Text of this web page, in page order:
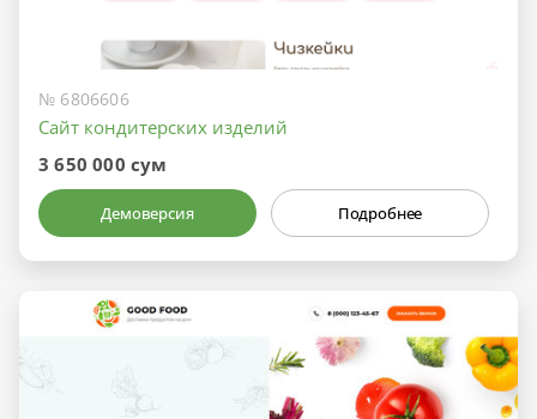
№ 6806606
Сайт кондитерских изделий
3 650 000 сум
Демоверсия Подробнее